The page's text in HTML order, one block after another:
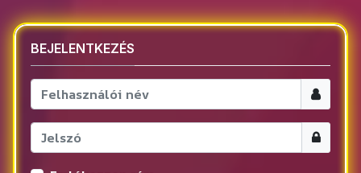
BEJELENTKEZÉS
név